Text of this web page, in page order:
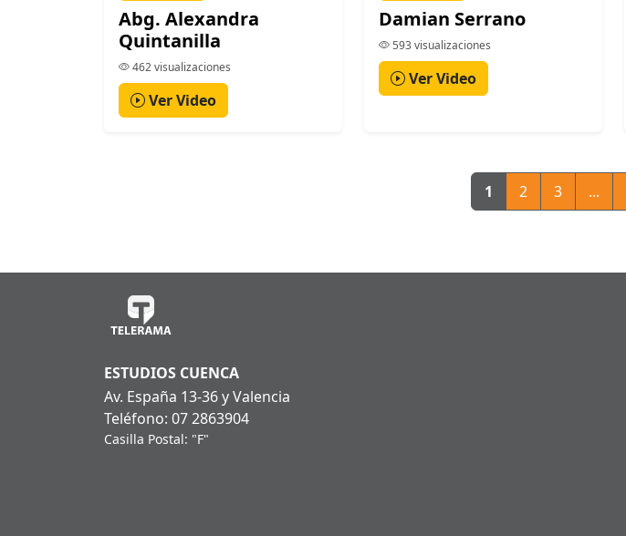
Abg. Alexandra
Quintanilla
462 visualizaciones
Ver Video
Damian Serrano
593 visualizaciones
Ver Video
1 2 3 ...
ESTUDIOS CUENCA
Av. España 13-36 y Valencia
Teléfono: 07 2863904
Casilla Postal: "F"